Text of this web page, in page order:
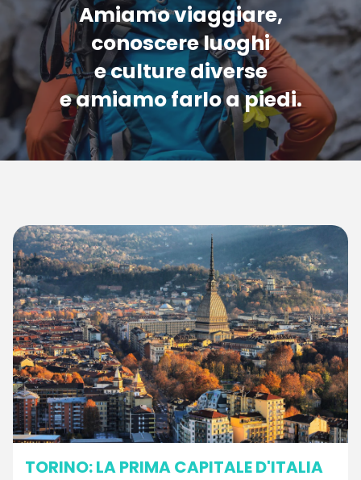
Amiamo viaggiare,
conoscere luoghi
e culture diverse
e amiamo farlo a piedi.
TORINO: LA PRIMA CAPITALE D'ITALIA